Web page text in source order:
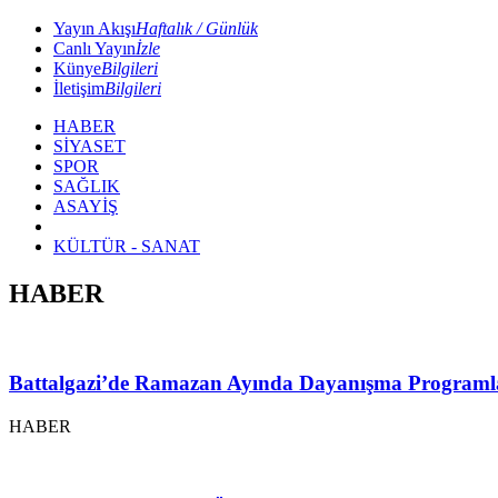
Yayın AkışıHaftalık / Günlük
Canlı Yayınİzle
KünyeBilgileri
İletişimBilgileri
HABER
SİYASET
SPOR
SAĞLIK
ASAYİŞ
KÜLTÜR - SANAT
HABER
Battalgazi’de Ramazan Ayında Dayanışma
HABER